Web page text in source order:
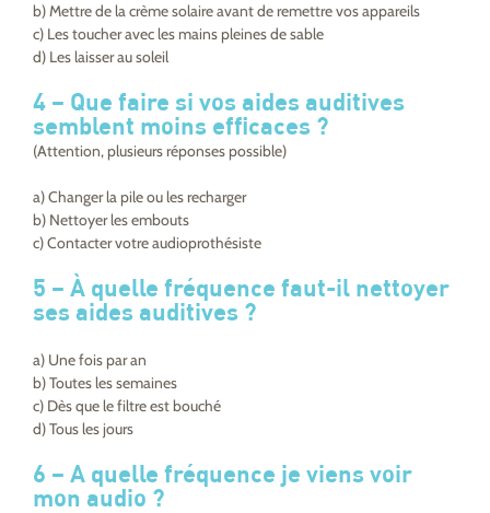
b) Mettre de la crème solaire avant de remettre vos appareils
c) Les toucher avec les mains pleines de sable
d) Les laisser au soleil
4 – Que faire si vos aides auditives
semblent moins efficaces ?
(Attention, plusieurs réponses possible)
a) Changer la pile ou les recharger
b) Nettoyer les embouts
c) Contacter votre audioprothésiste
5 – À quelle fréquence faut-il nettoyer
ses aides auditives ?
a) Une fois par an
b) Toutes les semaines
c) Dès que le filtre est bouché
d) Tous les jours
6 – A quelle fréquence je viens voir
mon audio ?